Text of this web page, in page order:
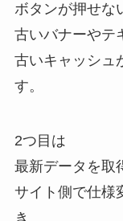
ボタンが押せな
古いバナーやテ
古いキャッシュ
す。
2つ目は
最新データを取
サイト側で仕様